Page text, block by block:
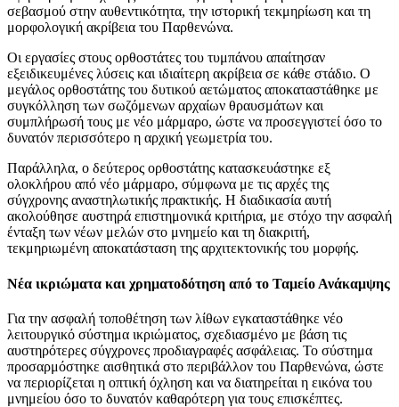
σεβασμού στην αυθεντικότητα, την ιστορική τεκμηρίωση και τη
μορφολογική ακρίβεια του Παρθενώνα.
Οι εργασίες στους ορθοστάτες του τυμπάνου απαίτησαν
εξειδικευμένες λύσεις και ιδιαίτερη ακρίβεια σε κάθε στάδιο. Ο
μεγάλος ορθοστάτης του δυτικού αετώματος αποκαταστάθηκε με
συγκόλληση των σωζόμενων αρχαίων θραυσμάτων και
συμπλήρωσή τους με νέο μάρμαρο, ώστε να προσεγγιστεί όσο το
δυνατόν περισσότερο η αρχική γεωμετρία του.
Παράλληλα, ο δεύτερος ορθοστάτης κατασκευάστηκε εξ
ολοκλήρου από νέο μάρμαρο, σύμφωνα με τις αρχές της
σύγχρονης αναστηλωτικής πρακτικής. Η διαδικασία αυτή
ακολούθησε αυστηρά επιστημονικά κριτήρια, με στόχο την ασφαλή
ένταξη των νέων μελών στο μνημείο και τη διακριτή,
τεκμηριωμένη αποκατάσταση της αρχιτεκτονικής του μορφής.
Νέα ικριώματα και χρηματοδότηση από το Ταμείο Ανάκαμψης
Για την ασφαλή τοποθέτηση των λίθων εγκαταστάθηκε νέο
λειτουργικό σύστημα ικριώματος, σχεδιασμένο με βάση τις
αυστηρότερες σύγχρονες προδιαγραφές ασφάλειας. Το σύστημα
προσαρμόστηκε αισθητικά στο περιβάλλον του Παρθενώνα, ώστε
να περιορίζεται η οπτική όχληση και να διατηρείται η εικόνα του
μνημείου όσο το δυνατόν καθαρότερη για τους επισκέπτες.